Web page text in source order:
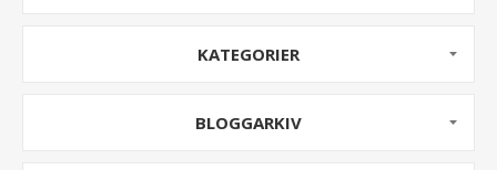
KATEGORIER
BLOGGARKIV